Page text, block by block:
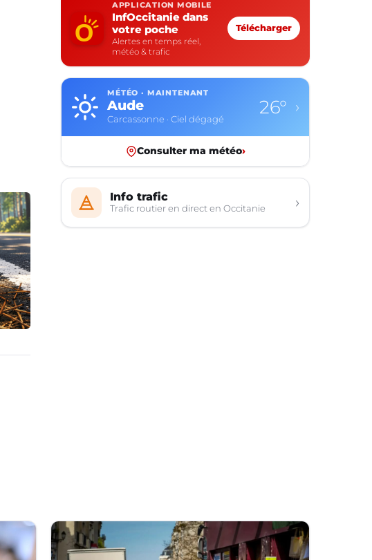
APPLICATION MOBILE
InfOccitanie dans
votre poche
Alertes en temps réel,
météo & trafic
Télécharger
MÉTÉO · MAINTENANT
Aude
Carcassonne · Ciel dégagé
26° ›
Consulter ma météo›
Info trafic
Trafic routier en direct en Occitanie ›